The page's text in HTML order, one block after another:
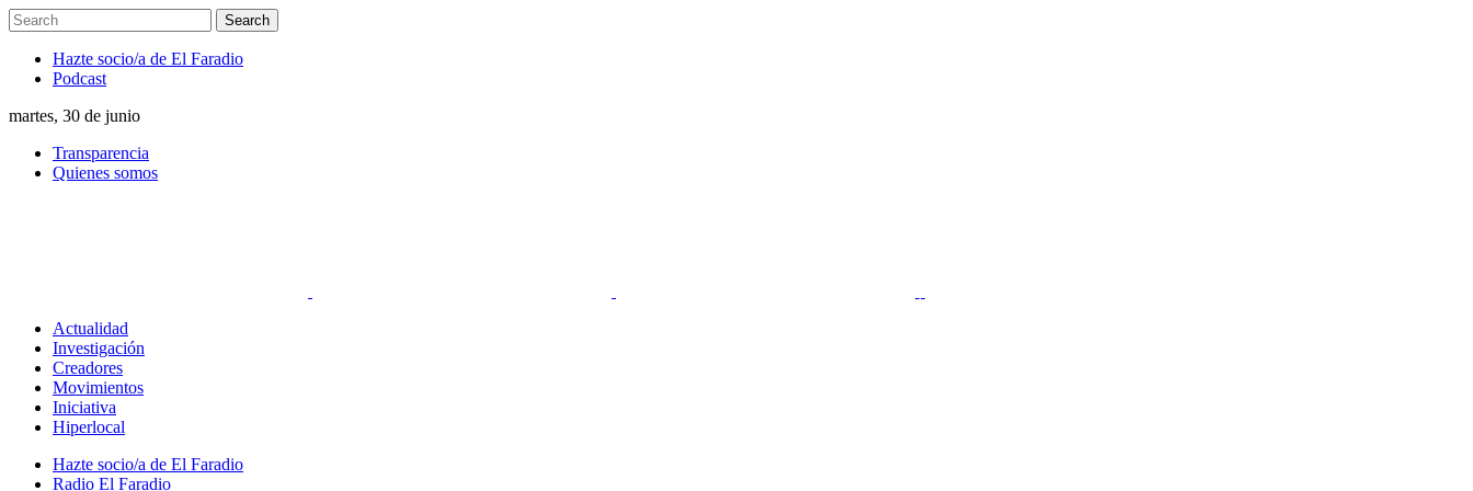
Hazte socio/a de El Faradio
Podcast
martes, 30 de junio
Transparencia
Quienes somos
Actualidad
Investigación
Creadores
Movimientos
Iniciativa
Hiperlocal
Hazte socio/a de El Faradio
Radio El Faradio